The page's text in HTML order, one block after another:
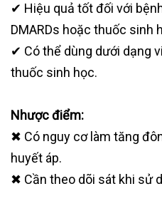
✔ Hiệu quả tốt đối với
DMARDs hoặc thuốc sinh
✔ Có thể dùng dưới dạng
thuốc sinh học.
Nhược điểm:
✖ Có nguy cơ làm tăng
huyết áp.
✖ Cần theo dõi sát khi sử